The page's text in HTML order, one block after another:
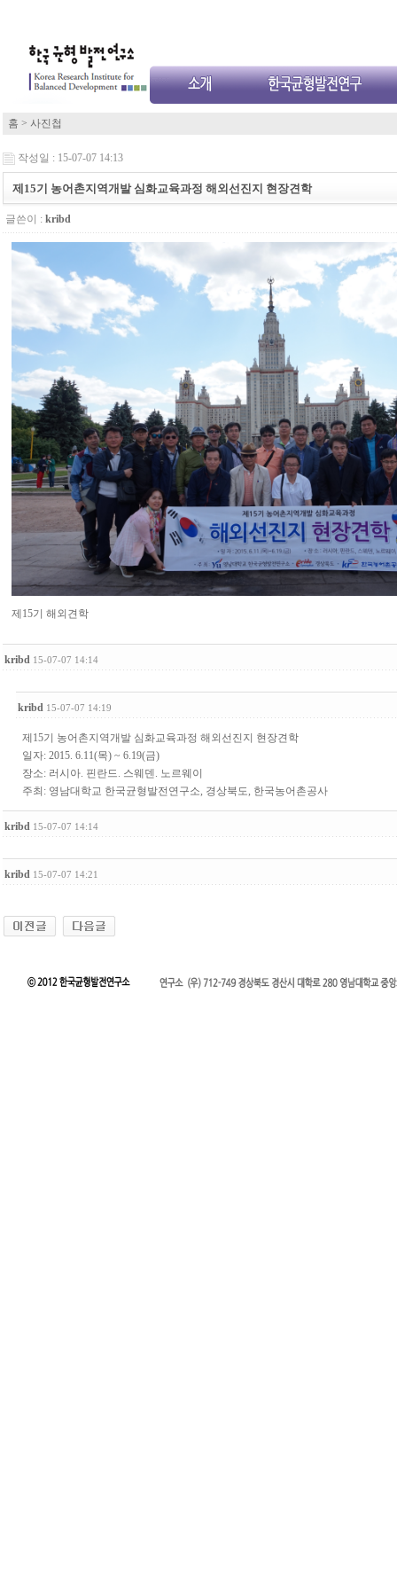
홈 > 사진첩
작성일 : 15-07-07 14:13
제15기 농어촌지역개발 심화교육과정 해외선진지 현장견학
글쓴이 : kribd
제15기 해외견학
kribd 15-07-07 14:14
kribd 15-07-07 14:19
제15기 농어촌지역개발 심화교육과정 해외선진지 현장견학
일자: 2015. 6.11(목) ~ 6.19(금)
장소: 러시아. 핀란드. 스웨덴. 노르웨이
주최: 영남대학교 한국균형발전연구소, 경상북도, 한국농어촌공사
kribd 15-07-07 14:14
kribd 15-07-07 14:21